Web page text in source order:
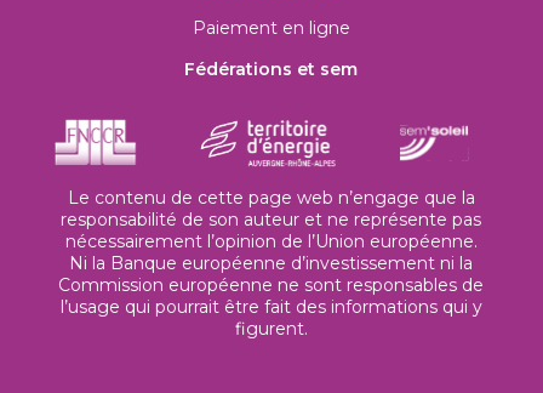
Paiement en ligne
Fédérations et sem
Le contenu de cette page web n’engage que la
responsabilité de son auteur et ne représente pas
nécessairement l’opinion de l’Union européenne.
Ni la Banque européenne d’investissement ni la
Commission européenne ne sont responsables de
l’usage qui pourrait être fait des informations qui y
figurent.